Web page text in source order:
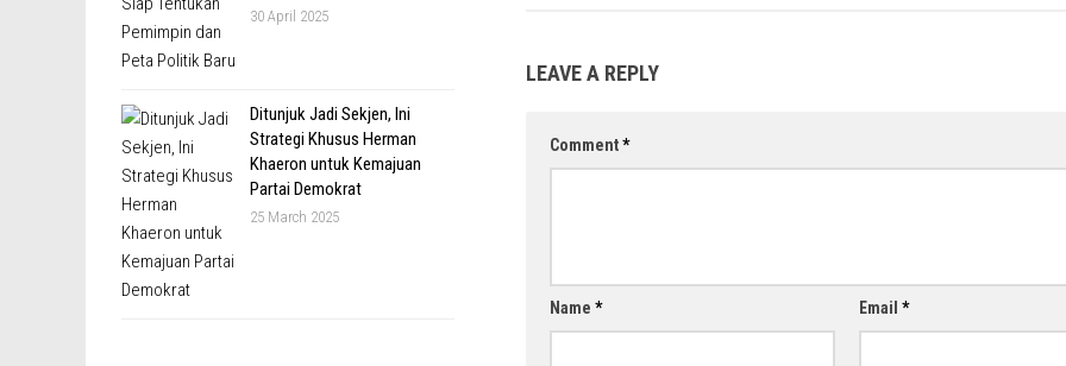
LEAVE A REPLY
Comment*
Name * Email *
30 April 2025
Ditunjuk Jadi Sekjen, Ini
Strategi Khusus Herman
Khaeron untuk Kemajuan
Partai Demokrat
25 March 2025